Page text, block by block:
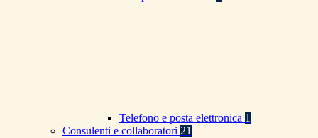
Telefono e posta elettronica 1
Consulenti e collaboratori 21